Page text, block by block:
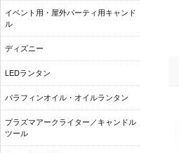
イベント用・屋外パーティ用キャンド
ル
ディズニー
LEDランタン
パラフィンオイル・オイルランタン
プラズマアークライター／キャンドル
ツール